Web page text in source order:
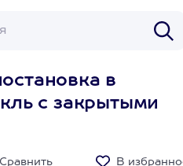
в
с закрытыми
Сравнить В